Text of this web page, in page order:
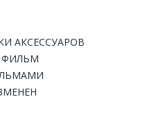
АКСЕССУАРОВ
ФИЛЬМ